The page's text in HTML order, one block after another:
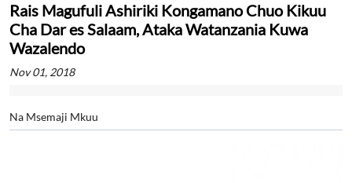
Rais Magufuli Ashiriki Kongamano Chuo Kikuu
Cha Dar es Salaam, Ataka Watanzania Kuwa
Wazalendo
Nov 01, 2018
Na Msemaji Mkuu